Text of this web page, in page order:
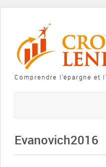
Comprendre l'épargne et
Evanovich2016